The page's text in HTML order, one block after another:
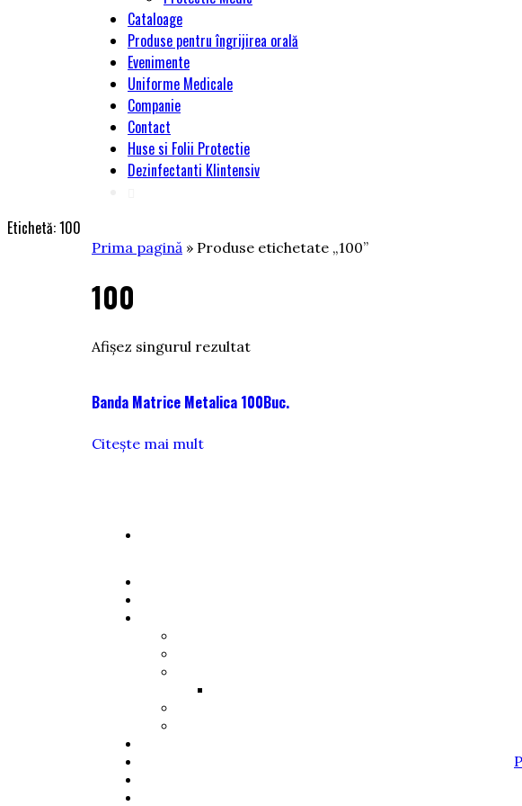
Cataloage
Produse pentru îngrijirea orală
Evenimente
Uniforme Medicale
Companie
Contact
Huse si Folii Protectie
Dezinfectanti Klintensiv
Etichetă:100
Prima pagină » Produse etichetate „100”
100
Afișez singurul rezultat
Banda Matrice Metalica 100Buc.
Citește mai mult